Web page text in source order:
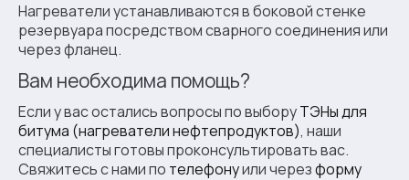
Нагреватели устанавливаются в боковой стенке
резервуара посредством сварного соединения или
через фланец.
Вам необходима помощь?
Если у вас остались вопросы по выборуТЭНы для
битума (нагреватели нефтепродуктов), наши
специалисты готовы проконсультировать вас.
Свяжитесь с нами по телефонуили черезформу